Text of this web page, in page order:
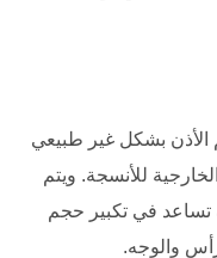
بشكل غير طبيعي
للأنسجة. ويتم
في تكبير حجم
والوجه.